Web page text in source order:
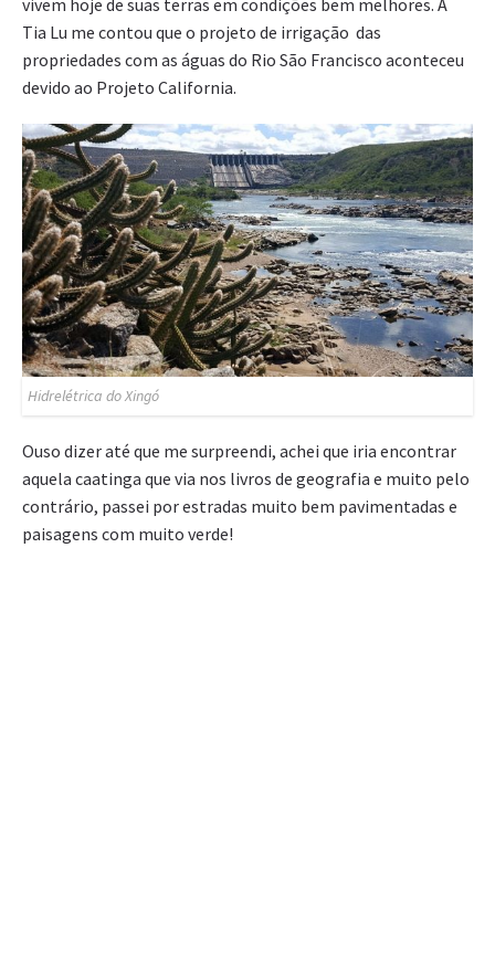
vivem hoje de suas terras em condições bem melhores. A
Tia Lu me contou que o projeto de irrigação das
propriedades com as águas do Rio São Francisco aconteceu
devido ao Projeto California.
Hidrelétrica do Xingó
Ouso dizer até que me surpreendi, achei que iria encontrar
aquela caatinga que via nos livros de geografia e muito pelo
contrário, passei por estradas muito bem pavimentadas e
paisagens com muito verde!